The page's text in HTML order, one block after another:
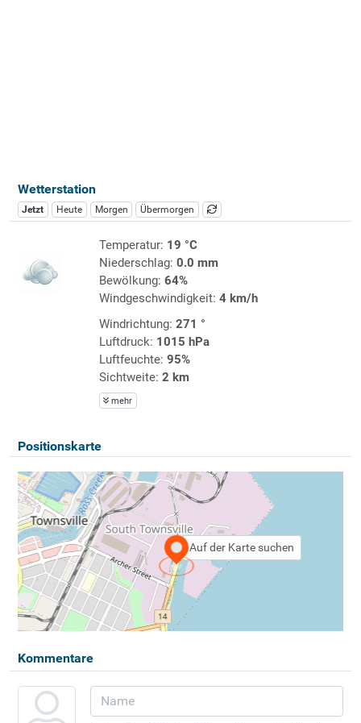
Wetterstation
Jetzt Heute Morgen Übermorgen
Temperatur: 19 °C
Niederschlag: 0.0 mm
Bewölkung: 64%
Windgeschwindigkeit: 4 km/h
Windrichtung: 271 °
Luftdruck: 1015 hPa
Luftfeuchte: 95%
Sichtweite: 2 km
mehr
Positionskarte
Auf der Karte suchen
Kommentare